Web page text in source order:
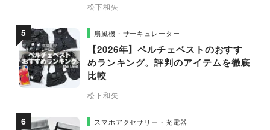
松下和矢
扇風機・サーキュレーター
【2026年】ペルチェベストのおすす
めランキング。評判のアイテムを徹底
比較
松下和矢
スマホアクセサリー・充電器